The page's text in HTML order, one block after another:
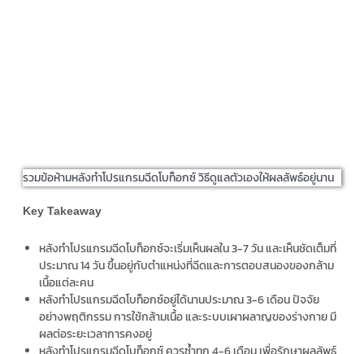
รวมข้อห้ามหลังทำโปรแกรมฉีดโบท็อกซ์ วิธีดูแลตัวเองให้ผลลัพธ์อยู่นาน
Key Takeaway
หลังทำโปรแกรมฉีดโบท็อกซ์จะเริ่มเห็นผลใน 3-7 วัน และเห็นชัดเต็มที่
ประมาณ 14 วัน ขึ้นอยู่กับตำแหน่งที่ฉีดและการตอบสนองของกล้าม
เนื้อแต่ละคน
หลังทำโปรแกรมฉีดโบท็อกซ์อยู่ได้นานประมาณ 3-6 เดือน ปัจจัย
อย่างพฤติกรรม การใช้กล้ามเนื้อ และระบบเผาผลาญของร่างกาย มี
ผลต่อระยะเวลาการคงอยู่